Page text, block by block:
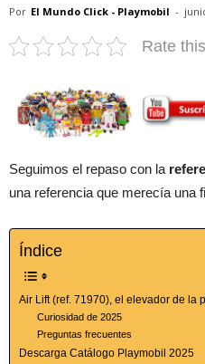
Por El Mundo Click - Playmobil -
Rate
Seguimos el repaso con la
una referencia que merecía una
Índice
Air Lift (ref. 71970), el elevador de la
Curiosidad de 2025
Preguntas frecuentes
Descarga Catálogo Playmobil 2025